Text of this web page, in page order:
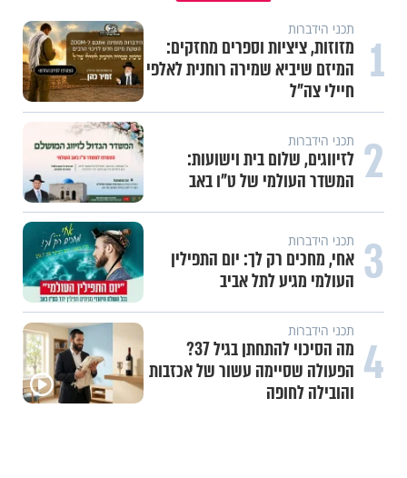
1 תכני הידברות
מזוזות, ציציות וספרים מחזקים:
המיזם שיביא שמירה רוחנית לאלפי
חיילי צה"ל
2 תכני הידברות
לזיווגים, שלום בית וישועות:
המשדר העולמי של ט"ו באב
3 תכני הידברות
אחי, מחכים רק לך: יום התפילין
העולמי מגיע לתל אביב
4 תכני הידברות
מה הסיכוי להתחתן בגיל 37?
הפעולה שסיימה עשור של אכזבות
והובילה לחופה